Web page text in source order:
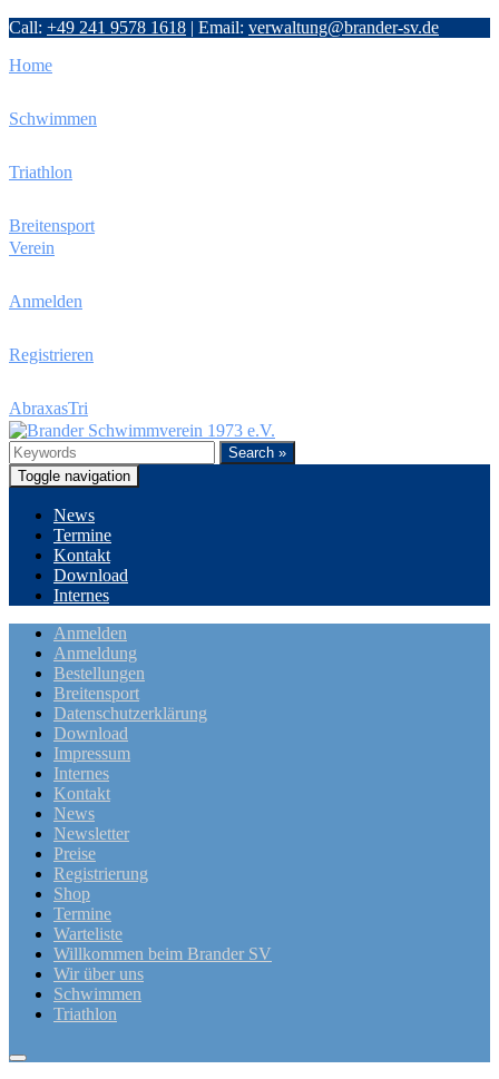
Call: +49 241 9578 1618 | Email: verwaltung@brander-sv.de
Home
Schwimmen
Triathlon
Breitensport
Verein
Anmelden
Registrieren
AbraxasTri
Search »
Toggle navigation
News
Termine
Kontakt
Download
Internes
Anmelden
Anmeldung
Bestellungen
Breitensport
Datenschutzerklärung
Download
Impressum
Internes
Kontakt
News
Newsletter
Preise
Registrierung
Shop
Termine
Warteliste
Willkommen beim Brander SV
Wir über uns
Schwimmen
Triathlon